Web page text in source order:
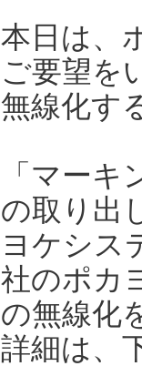
本日は、
ご要望を
無線化す
「マー
の取り出
ヨケシス
社のポカ
の無線化
詳細は、